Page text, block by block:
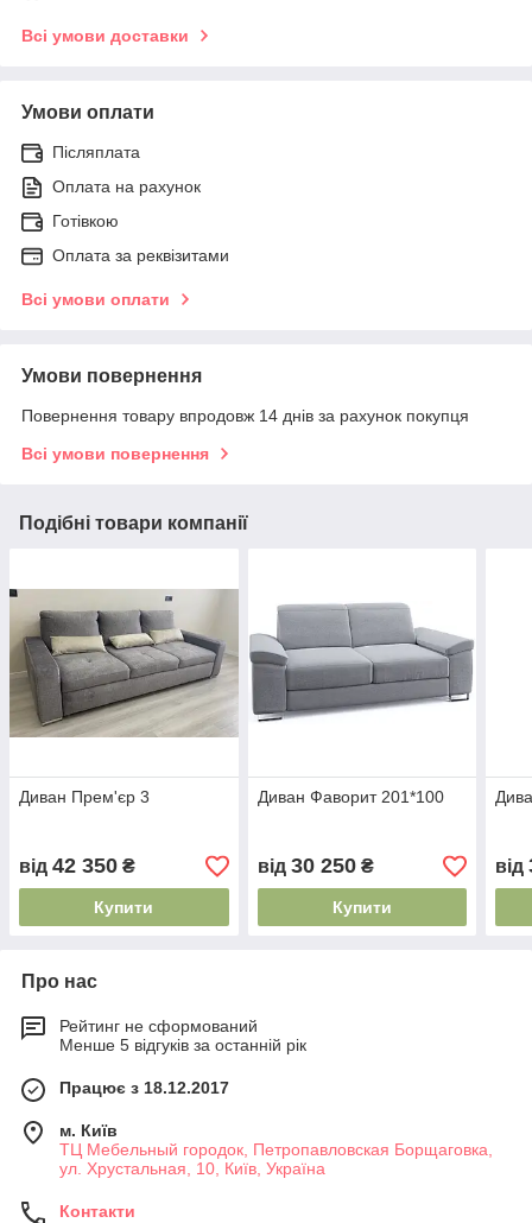
Всі умови доставки
Умови оплати
Післяплата
Оплата на рахунок
Готівкою
Оплата за реквізитами
Всі умови оплати
Умови повернення
Повернення товару впродовж 14 днів за рахунок покупця
Всі умови повернення
Подібні товари компанії
Диван Прем'єр 3
від 42 350 ₴
Купити
Диван Фаворит 201*100
від 30 250₴
Купити
від
Про нас
Рейтинг не сформований
Менше 5 відгуків за останній рік
Працює з 18.12.2017
м. Київ
ТЦ Мебельный городок, Петропавловская Борщаговка,
ул. Хрустальная, 10, Київ, Україна
Контакти